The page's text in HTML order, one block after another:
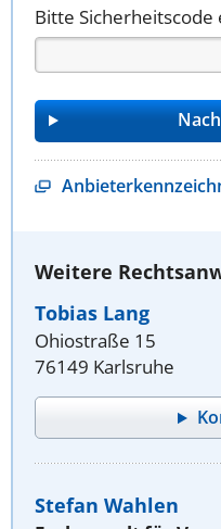
Bitte Sicherheitscode
Weitere
Tobias Lang
Ohiostraße 15
76149 Karlsruhe
Stefan Wahlen